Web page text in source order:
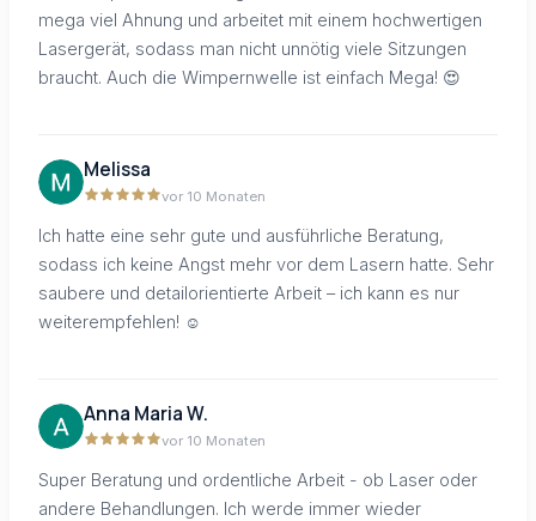
mega viel Ahnung und arbeitet mit einem hochwertigen
Lasergerät, sodass man nicht unnötig viele Sitzungen
braucht. Auch die Wimpernwelle ist einfach Mega! 😍
Melissa
vor 10 Monaten
Ich hatte eine sehr gute und ausführliche Beratung,
sodass ich keine Angst mehr vor dem Lasern hatte. Sehr
saubere und detailorientierte Arbeit – ich kann es nur
weiterempfehlen! ☺️
Anna Maria W.
vor 10 Monaten
Super Beratung und ordentliche Arbeit - ob Laser oder
andere Behandlungen. Ich werde immer wieder